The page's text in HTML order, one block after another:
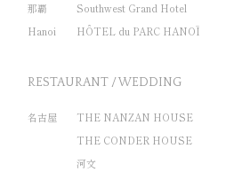
那覇
Southwest Grand Hotel
Hanoi
HÔTEL du PARC HANOÏ
RESTAURANT / WEDDING
名古屋
THE NANZAN HOUSE
THE CONDER HOUSE
河文